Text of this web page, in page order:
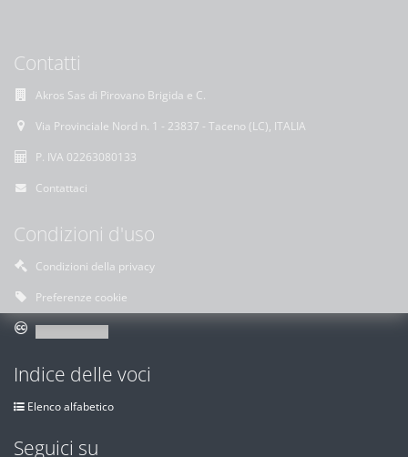
Contatti
Akros Sas di Pirovano Brigida e C.
Via Provinciale Nord n. 1 - 23837 - Taceno (LC), ITALIA
P. IVA 02263080133
Contattaci
Condizioni d'uso
Condizioni della privacy
Preferenze cookie
Indice delle voci
Elenco alfabetico
Seguici su